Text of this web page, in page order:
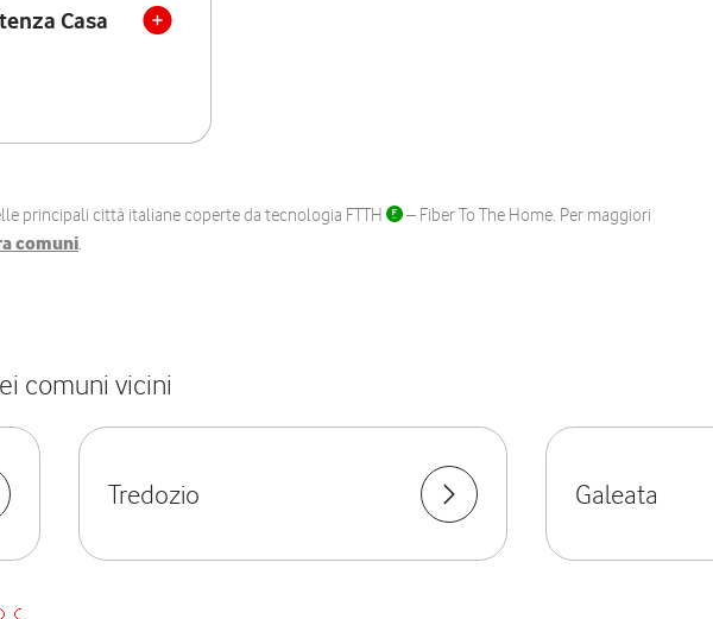
Casa
principali città italiane coperte da tecnologia FTTH
– Fiber To The Home. Per maggiori
comuni.
comuni vicini
Tredozio Galeata